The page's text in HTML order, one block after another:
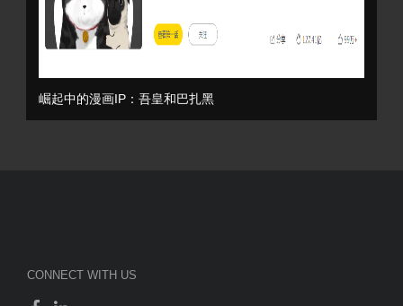
崛起中的漫画IP：吾皇和巴扎黑
CONNECT WITH US